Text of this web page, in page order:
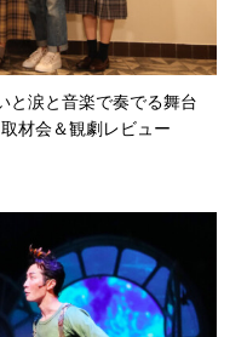
と涙と音楽で奏でる舞台
材会＆観劇レビュー